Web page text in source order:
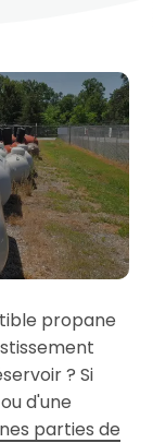
propane
? Si
ou d'une
parties de